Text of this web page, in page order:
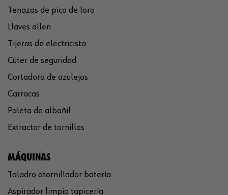
Tenazas de pico de loro
Llaves allen
Tijeras de electricista
Cúter de seguridad
Cortadora de azulejos
Carracas
Paleta de albañil
Extractor de tornillos
MÁQUINAS
Taladro atornillador batería
Aspirador limpia tapicería